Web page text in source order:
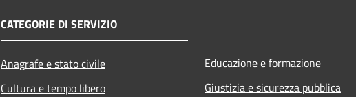
CATEGORIE DI SERVIZIO
Anagrafe e stato civile
Cultura e tempo libero
Educazione e formazione
Giustizia e sicurezza pubblica